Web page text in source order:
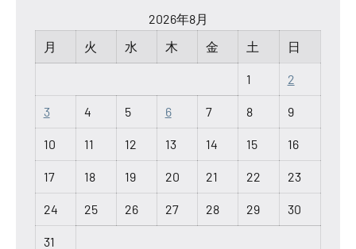
2026年8月
月
火 水 木 金 土 日
1 2
3 4 5 6 7 8 9
10 11 12 13 14 15 16
17 18 19 20 21 22 23
24 25 26 27 28 29 30
31